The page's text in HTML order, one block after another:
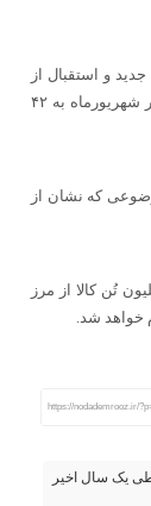
و استقبال از
کالاهای مرغوب ایرانی، صادرات از مرز مهران نسبت به مدت مشابه سال قبل ۱۰ درصد افزایش داشته و این رقم در شهریورماه به ۴۲
قبل ۲۲ درصد رشد داشته است موضوعی که نشان از
تُن کالا از مرز
خواهد شد.
https://nodademrooz.ir/
طی یک سال اخیر